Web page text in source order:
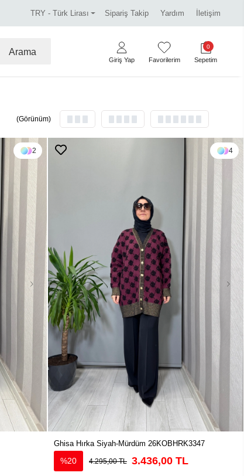
Tüm kredi kartlarına vade farksız 3 taksit.
TRY - Türk Lirası Sipariş Takip Yardım İletişim
Arama
Giriş Yap Favorilerim
0
Sepetim
(Görünüm)
2 4
Ghisa Hırka Siyah-Mürdüm 26KOBHRK3347
%20 4.295,00 TL 3.436,00 TL